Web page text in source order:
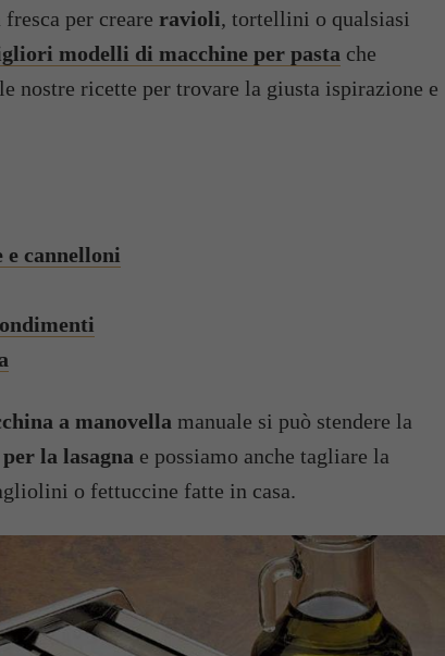
per creare ravioli, tortellini o qualsiasi
modelli di macchine per pasta che
nostre ricette per trovare la giusta ispirazione e
e cannelloni
a manovella manuale si può stendere la
la lasagna e possiamo anche tagliare la
o fettuccine fatte in casa.